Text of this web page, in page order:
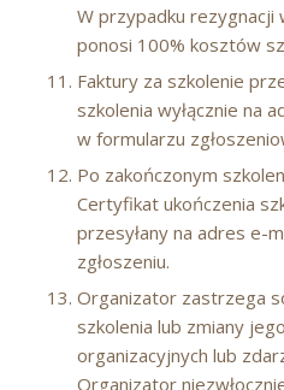
W przypadku rezygnacji
ponosi 100% kosztów
Faktury za szkolenie
szkolenia wyłącznie na
w formularzu
Po zakończonym
Certyfikat ukończenia
przesyłany na adres e-
zgłoszeniu.
Organizator zastrzega
szkolenia lub zmiany
organizacyjnych lub
Organizator